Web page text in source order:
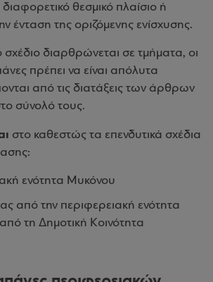
θεσμικό πλαίσιο ή
ένταση της οριζόμενης ενίσχυσης.
σχέδιο διαρθρώνεται σε τμήματα, οι
πρέπει να είναι απόλυτα
από τις διατάξεις των άρθρων
σύνολό τους.
στο καθεστώς τα επενδυτικά σχέδια
ενότητα Μυκόνου
από την περιφερειακή ενότητα
τη Δημοτική Κοινότητα